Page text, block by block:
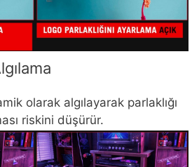
olarak algılayarak parlaklığı
riskini düşürür.